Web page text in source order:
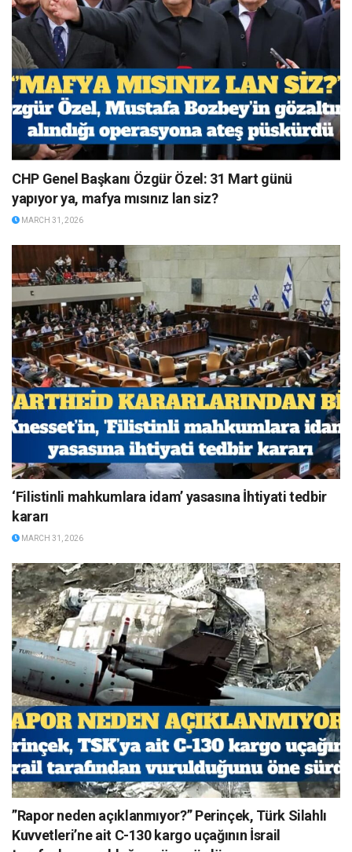
CHP Genel Başkanı Özgür Özel: 31 Mart günü
yapıyor ya, mafya mısınız lan siz?
MARCH 31, 2026
‘Filistinli mahkumlara idam’ yasasına İhtiyati tedbir
kararı
MARCH 31, 2026
”Rapor neden açıklanmıyor?” Perinçek, Türk Silahlı
Kuvvetleri’ne ait C-130 kargo uçağının İsrail